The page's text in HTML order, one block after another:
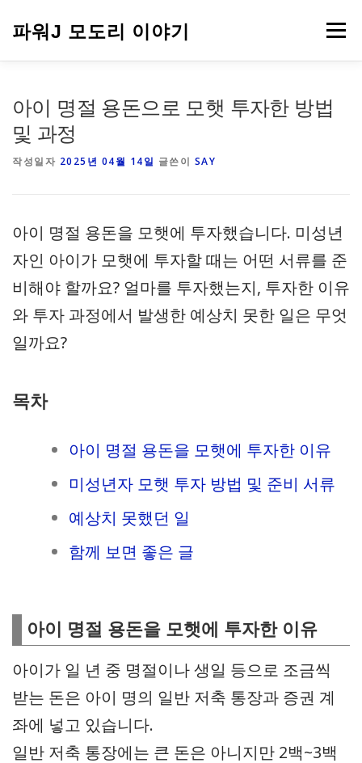
파워J 모도리 이야기 메뉴
아이 명절 용돈으로 모햇 투자한 방법
및 과정
작성일자 2025년 04월 14일 글쓴이 SAY
아이 명절 용돈을 모햇에 투자했습니다. 미성년
자인 아이가 모햇에 투자할 때는 어떤 서류를 준
비해야 할까요? 얼마를 투자했는지, 투자한 이유
와 투자 과정에서 발생한 예상치 못한 일은 무엇
일까요?
목차
아이 명절 용돈을 모햇에 투자한 이유
미성년자 모햇 투자 방법 및 준비 서류
예상치 못했던 일
함께 보면 좋은 글
아이 명절 용돈을 모햇에 투자한 이유
아이가 일 년 중 명절이나 생일 등으로 조금씩
받는 돈은 아이 명의 일반 저축 통장과 증권 계
좌에 넣고 있습니다.
일반 저축 통장에는 큰 돈은 아니지만 2백~3백